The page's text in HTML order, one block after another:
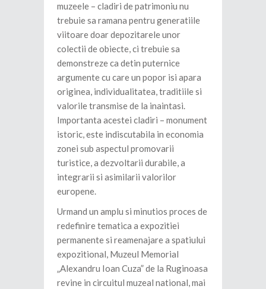
muzeele – cladiri de patrimoniu nu
trebuie sa ramana pentru generatiile
viitoare doar depozitarele unor
colectii de obiecte, ci trebuie sa
demonstreze ca detin puternice
argumente cu care un popor isi apara
originea, individualitatea, traditiile si
valorile transmise de la inaintasi.
Importanta acestei cladiri – monument
istoric, este indiscutabila in economia
zonei sub aspectul promovarii
turistice, a dezvoltarii durabile, a
integrarii si asimilarii valorilor
europene.
Urmand un amplu si minutios proces de
redefinire tematica a expozitiei
permanente si reamenajare a spatiului
expozitional, Muzeul Memorial
„Alexandru Ioan Cuza” de la Ruginoasa
revine in circuitul muzeal national, mai